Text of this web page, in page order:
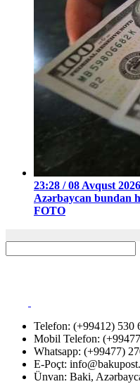
23:28 / 08 Avqust 2026
Azərbaycan bundan
FOTO
Telefon: (+99412) 530
Mobil Telefon:
Whatsapp: (+99477)
E-Poçt:
Ünvan: Baki,